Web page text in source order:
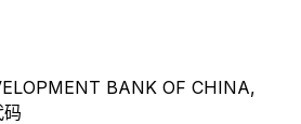
BANK OF CHINA,